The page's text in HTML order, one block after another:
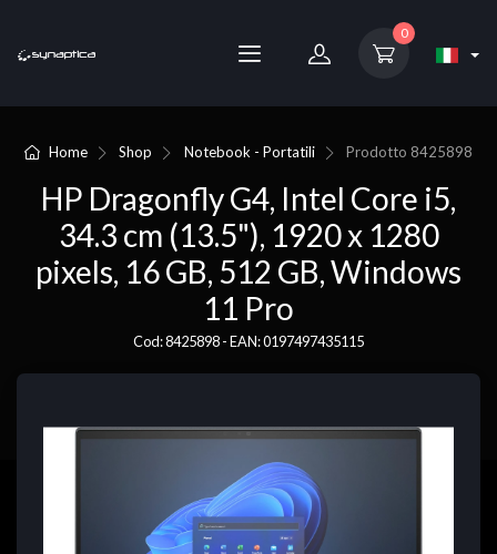
0
Home Shop Notebook - Portatili Prodotto 8425898
HP Dragonfly G4, Intel Core i5,
34.3 cm (13.5"), 1920 x 1280
pixels, 16 GB, 512 GB, Windows
11 Pro
Cod: 8425898 - EAN: 0197497435115